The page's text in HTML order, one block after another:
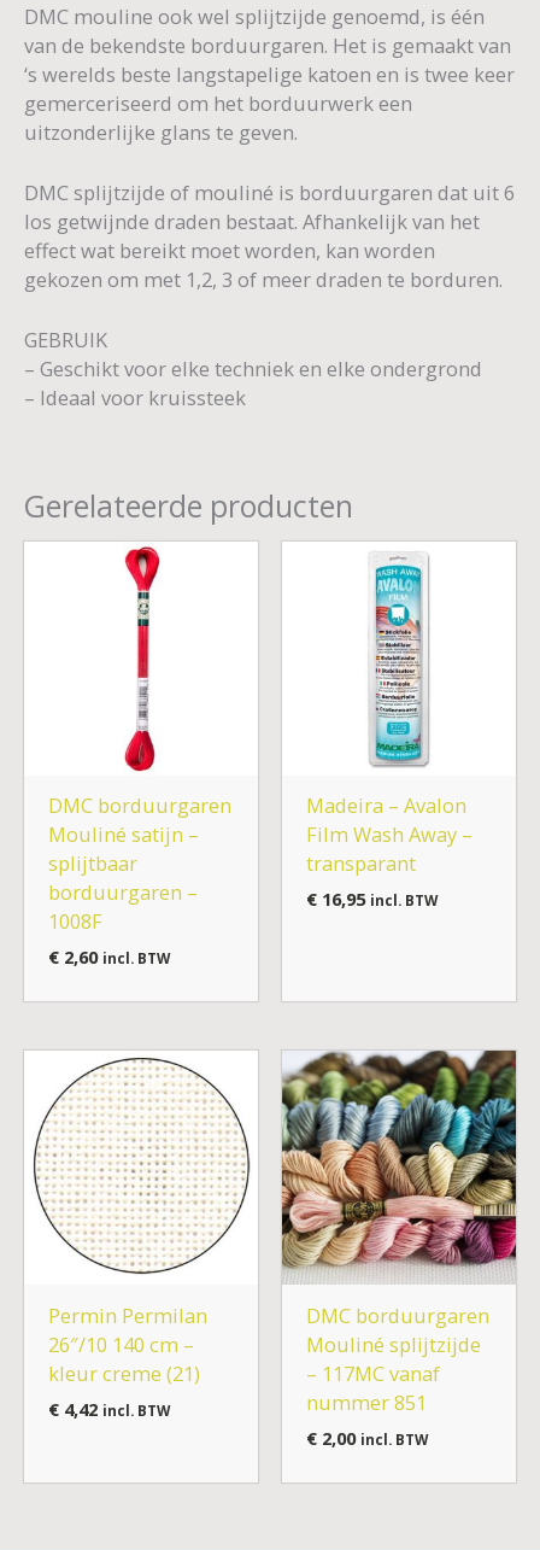
DMC mouline ook wel splijtzijde genoemd, is één
van de bekendste borduurgaren. Het is gemaakt van
‘s werelds beste langstapelige katoen en is twee keer
gemerceriseerd om het borduurwerk een
uitzonderlijke glans te geven.
DMC splijtzijde of mouliné is borduurgaren dat uit 6
los getwijnde draden bestaat. Afhankelijk van het
effect wat bereikt moet worden, kan worden
gekozen om met 1,2, 3 of meer draden te borduren.
GEBRUIK
– Geschikt voor elke techniek en elke ondergrond
– Ideaal voor kruissteek
Gerelateerde producten
DMC borduurgaren
Mouliné satijn –
splijtbaar
borduurgaren –
1008F
€2,60 incl. BTW
Madeira – Avalon
Film Wash Away –
transparant
€16,95 incl. BTW
Permin Permilan
26″/10 140 cm –
kleur creme (21)
€4,42 incl. BTW
DMC borduurgaren
Mouliné splijtzijde
– 117MC vanaf
nummer 851
€2,00 incl. BTW